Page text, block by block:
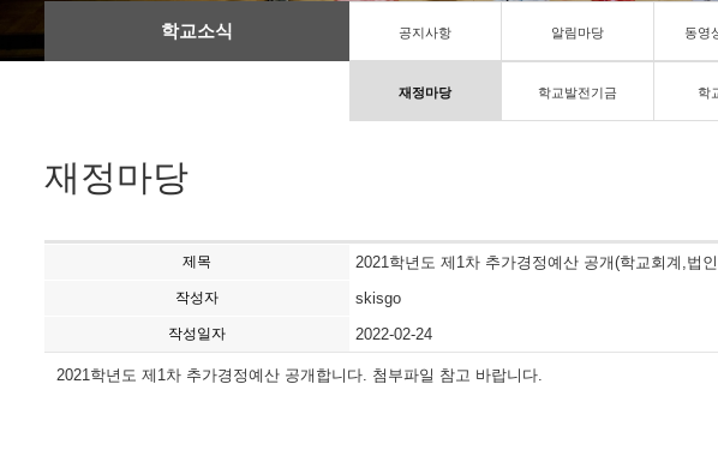
학교소식 공지사항 알림마당 동영
재정마당 학교발전기금 학
재정마당
제목 2021학년도 제1차 추가경정예산 공개(학교회계,법
작성자 skisgo
작성일자 2022-02-24
2021학년도 제1차 추가경정예산 공개합니다. 첨부파일 참고 바랍니다.